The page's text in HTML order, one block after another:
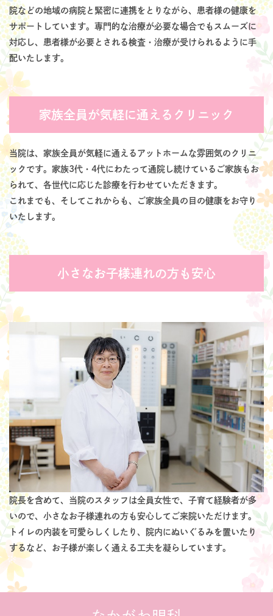
院などの地域の病院と緊密に連携をとりながら、患者様の健康を
サポートしています。専門的な治療が必要な場合でもスムーズに
対応し、患者様が必要とされる検査・治療が受けられるように手
配いたします。
家族全員が気軽に通えるクリニック
当院は、家族全員が気軽に通えるアットホームな雰囲気のクリニ
ックです。家族3代・4代にわたって通院し続けているご家族もお
られて、各世代に応じた診療を行わせていただきます。
これまでも、そしてこれからも、ご家族全員の目の健康をお守り
いたします。
小さなお子様連れの方も安心
院長を含めて、当院のスタッフは全員女性で、子育て経験者が多
いので、小さなお子様連れの方も安心してご来院いただけます。
トイレの内装を可愛らしくしたり、院内にぬいぐるみを置いたり
するなど、お子様が楽しく通える工夫を凝らしています。